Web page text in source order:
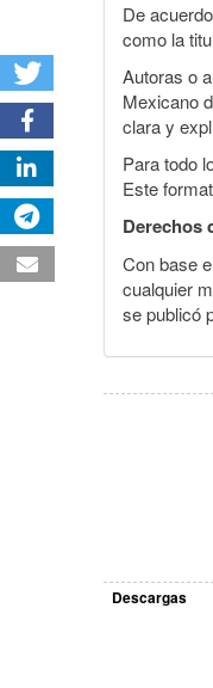
De
como la
Autoras o
Mexicano
clara y
Para todo
Este
Derechos
Con base
cualquier
se publicó
Descargas